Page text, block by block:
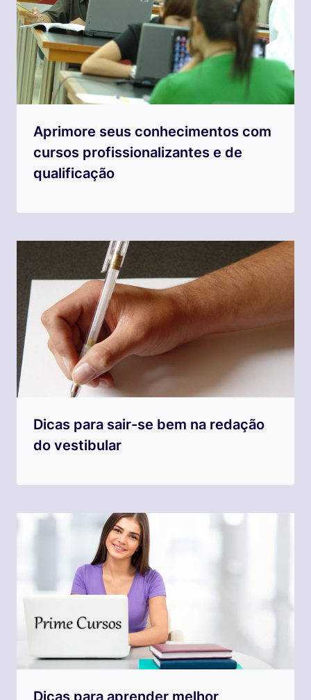
Aprimore seus conhecimentos com
cursos profissionalizantes e de
qualificação
Dicas para sair-se bem na redação
do vestibular
Dicas para aprender melhor